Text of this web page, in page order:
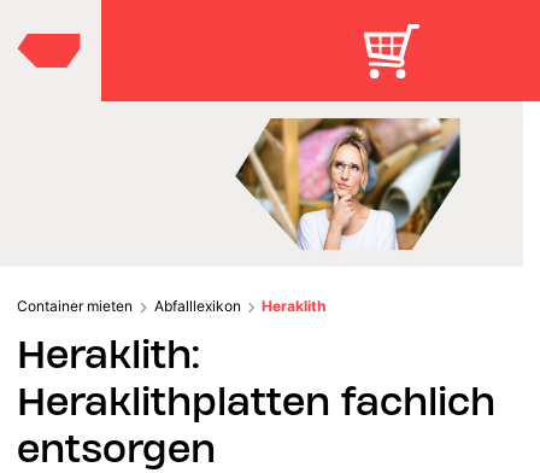
Container mieten Abfalllexikon Heraklith
Heraklith:
Heraklithplatten fachlich
entsorgen